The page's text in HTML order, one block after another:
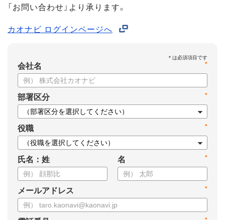
「お問い合わせ」より承ります。
カオナビ ログインページへ
*
会社名
*
部署区分
*
役職
氏名：姓 *
名
*
メールアドレス